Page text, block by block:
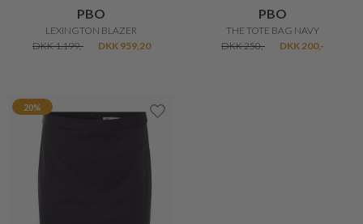
PBO
LEXINGTON BLAZER
DKK 1.199,-
DKK 959,20
PBO
THE TOTE BAG NAVY
DKK 250,-
DKK 200,-
20%